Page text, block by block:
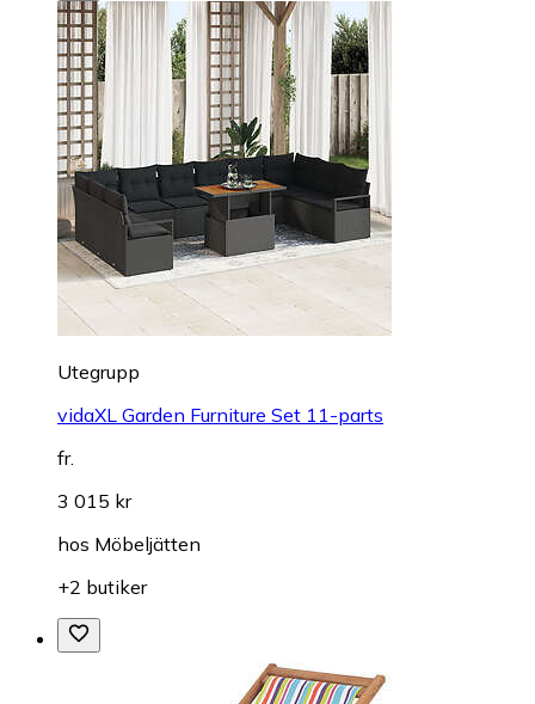
Utegrupp
vidaXL Garden Furniture Set 11-parts
fr.
3 015 kr
hos Möbeljätten
+2 butiker